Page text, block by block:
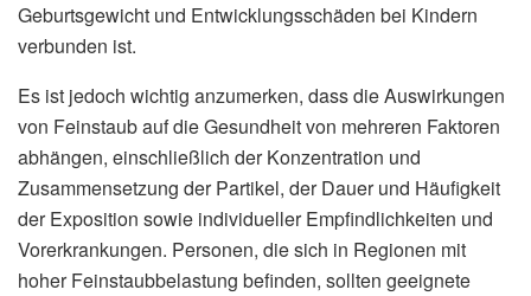
Geburtsgewicht und Entwicklungsschäden bei Kindern
verbunden ist.
Es ist jedoch wichtig anzumerken, dass die Auswirkungen
von Feinstaub auf die Gesundheit von mehreren Faktoren
abhängen, einschließlich der Konzentration und
Zusammensetzung der Partikel, der Dauer und Häufigkeit
der Exposition sowie individueller Empfindlichkeiten und
Vorerkrankungen. Personen, die sich in Regionen mit
hoher Feinstaubbelastung befinden, sollten geeignete